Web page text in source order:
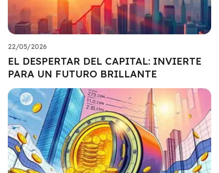
22/05/2026
EL DESPERTAR DEL CAPITAL: INVIERTE
PARA UN FUTURO BRILLANTE